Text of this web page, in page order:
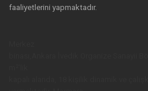
faaliyetlerini yapmaktadır.